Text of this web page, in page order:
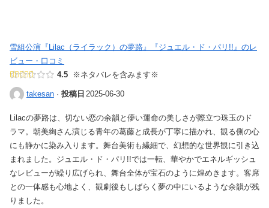
雪組公演『Lilac（ライラック）の夢路』『ジュエル・ド・パリ!!』のレ
ビュー・口コミ
4.5
※ネタバレを含みます※
takesan · 投稿日 2025-06-30
Lilacの夢路は、切ない恋の余韻と儚い運命の美しさが際立つ珠玉のド
ラマ。朝美絢さん演じる青年の葛藤と成長が丁寧に描かれ、観る側の心
にも静かに染み入ります。舞台美術も繊細で、幻想的な世界観に引き込
まれました。ジュエル・ド・パリ!!では一転、華やかでエネルギッシュ
なレビューが繰り広げられ、舞台全体が宝石のように煌めきます。客席
との一体感も心地よく、観劇後もしばらく夢の中にいるような余韻が残
りました。